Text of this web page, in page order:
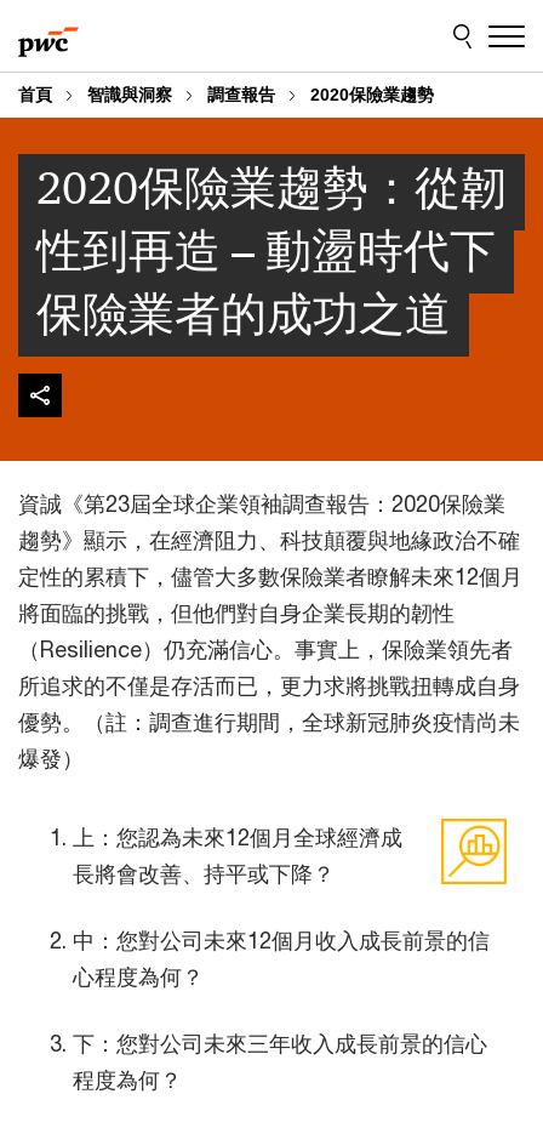
to
content
to
footer
首頁 智識與洞察 調查報告 2020保險業趨勢
2020保險業趨勢：從韌
性到再造 – 動盪時代下
保險業者的成功之道
資誠《第23屆全球企業領袖調查報告：2020保險業
趨勢》顯示，在經濟阻力、科技顛覆與地緣政治不確
定性的累積下，儘管大多數保險業者瞭解未來12個月
將面臨的挑戰，但他們對自身企業長期的韌性
（Resilience）仍充滿信心。事實上，保險業領先者
所追求的不僅是存活而已，更力求將挑戰扭轉成自身
優勢。（註：調查進行期間，全球新冠肺炎疫情尚未
爆發）
上：您認為未來12個月全球經濟成
長將會改善、持平或下降？
中：您對公司未來12個月收入成長前景的信
心程度為何？
下：您對公司未來三年收入成長前景的信心
程度為何？